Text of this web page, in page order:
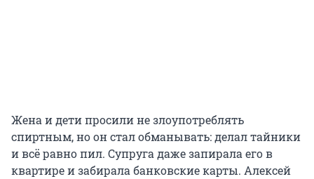
Жена и дети просили не злоупотреблять
спиртным, но он стал обманывать: делал тайники
и всё равно пил. Супруга даже запирала его в
квартире и забирала банковские карты. Алексей